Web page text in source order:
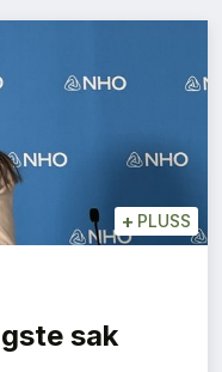
+ PLUSS
sak